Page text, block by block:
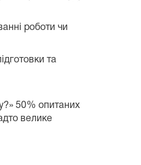
місяці.
роботи чи
та
50% опитаних
велике